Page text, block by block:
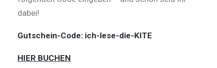
dabei!
Gutschein-Code: ich-lese-die-KITE
HIER BUCHEN